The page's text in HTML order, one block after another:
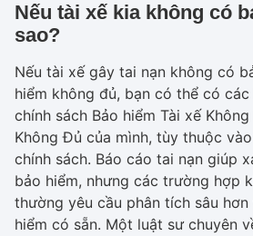
Nếu tài xế kia không có
sao?
Nếu tài xế gây tai nạn không có
hiểm không đủ, bạn có thể có
chính sách Bảo hiểm Tài xế
Không Đủ của mình, tùy thuộc
chính sách. Báo cáo tai nạn giúp
bảo hiểm, nhưng các trường hợp
thường yêu cầu phân tích sâu
hiểm có sẵn. Một luật sư chuyên